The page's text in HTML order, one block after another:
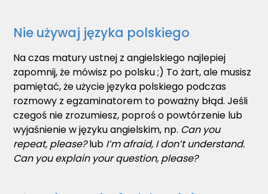
Nie używaj języka polskiego
Na czas matury ustnej z angielskiego najlepiej
zapomnij, że mówisz po polsku ;) To żart, ale musisz
pamiętać, że użycie języka polskiego podczas
rozmowy z egzaminatorem to poważny błąd. Jeśli
czegoś nie zrozumiesz, poproś o powtórzenie lub
wyjaśnienie w języku angielskim, np. Can you
repeat, please?lub I’m afraid, I don’t understand.
Can you explain your question, please?